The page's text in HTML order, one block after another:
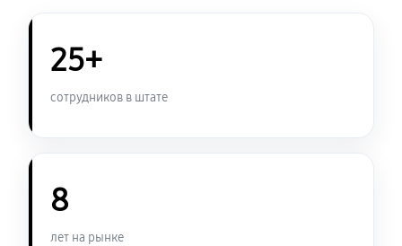
Замена дисплея (экрана)
Замена устройства стабилизации
25+
сотрудников в штате
8
лет на рынке